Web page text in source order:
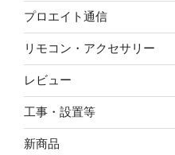
プロエイト通信
リモコン・アクセサリー
レビュー
工事・設置等
新商品